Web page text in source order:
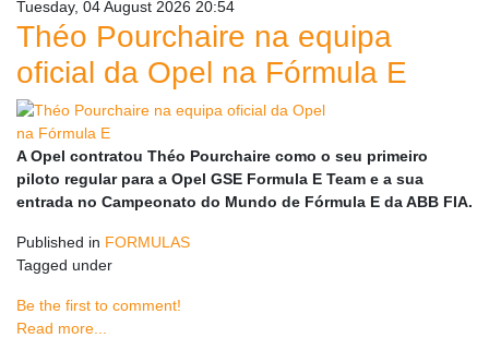
Tuesday, 04 August 2026 20:54
Théo Pourchaire na equipa
oficial da Opel na Fórmula E
A Opel contratou Théo Pourchaire como o seu primeiro
piloto regular para a Opel GSE Formula E Team e a sua
entrada no Campeonato do Mundo de Fórmula E da ABB FIA.
Published in FORMULAS
Tagged under
Be the first to comment!
Read more...